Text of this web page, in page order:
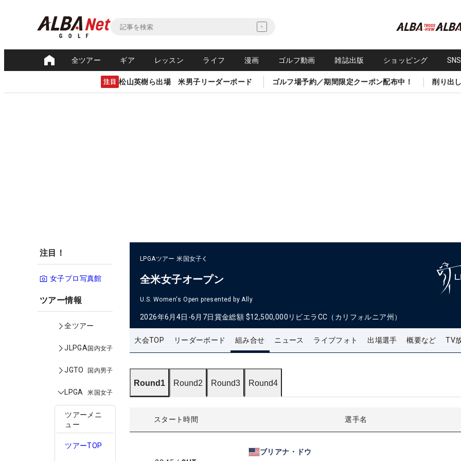
全ツアー ギア レッスン ライフ 漫画 ゴルフ動画 雑誌出版 ショッピング
注目 松山英樹ら出場 米男子リーダーボード ゴルフ場予約／期間限定クーポン配布中！ 削り出
注目！
女子プロ写真館
ツアー情報
全ツアー
JLPGA国内女子
JGTO 国内男子
LPGA 米国女子
ツアーメニ
ュー
ツアーTOP
LPGAツアー 米国女子
全米女子オープン
U.S. Women's Open presented by Ally
2026年6月4日-6月7日賞金総額 $12,500,000 リビエラCC（カリフォルニア州）
大会TOP リーダーボード 組み合せ ニュース ライブフォト 出場選手 概要など TV
Round1 Round2 Round3 Round4
スタート時間 選手名
ブリアナ・ドウ